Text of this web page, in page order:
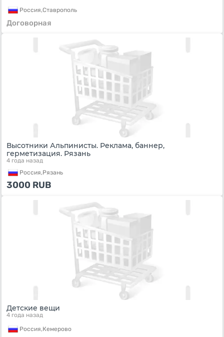
Россия,Ставрополь
Договорная
Высотники Альпинисты. Реклама, баннер,
герметизация. Рязань
4 года назад
Россия,Рязань
3000 RUB
Детские вещи
4 года назад
Россия,Кемерово